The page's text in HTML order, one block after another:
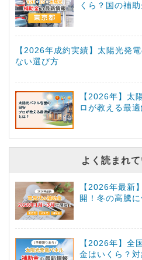
くら？国の補
【2026年成約実績】太陽光発
ない選び方
【2026年】太
ロが教える最適
よく読まれ
【2026年最新
開！冬の高騰
【2026年】全
金はいくら？